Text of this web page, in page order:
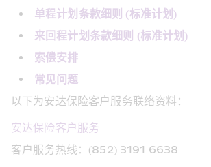
单程计划条款细则 (标准计划)
来回程计划条款细则 (标准计划)
索偿安排
常见问题
以下为安达保险客户服务联络资料：
安达保险客户服务
客户服务热线：(852) 3191 6638